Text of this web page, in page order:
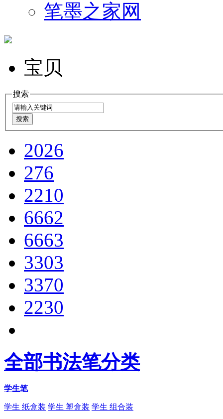
笔墨之家网
宝贝
搜索
2026
276
2210
6662
6663
3303
3370
2230
全部书法笔分类
学生笔
学生 纸盒装 学生 塑盒装 学生 组合装